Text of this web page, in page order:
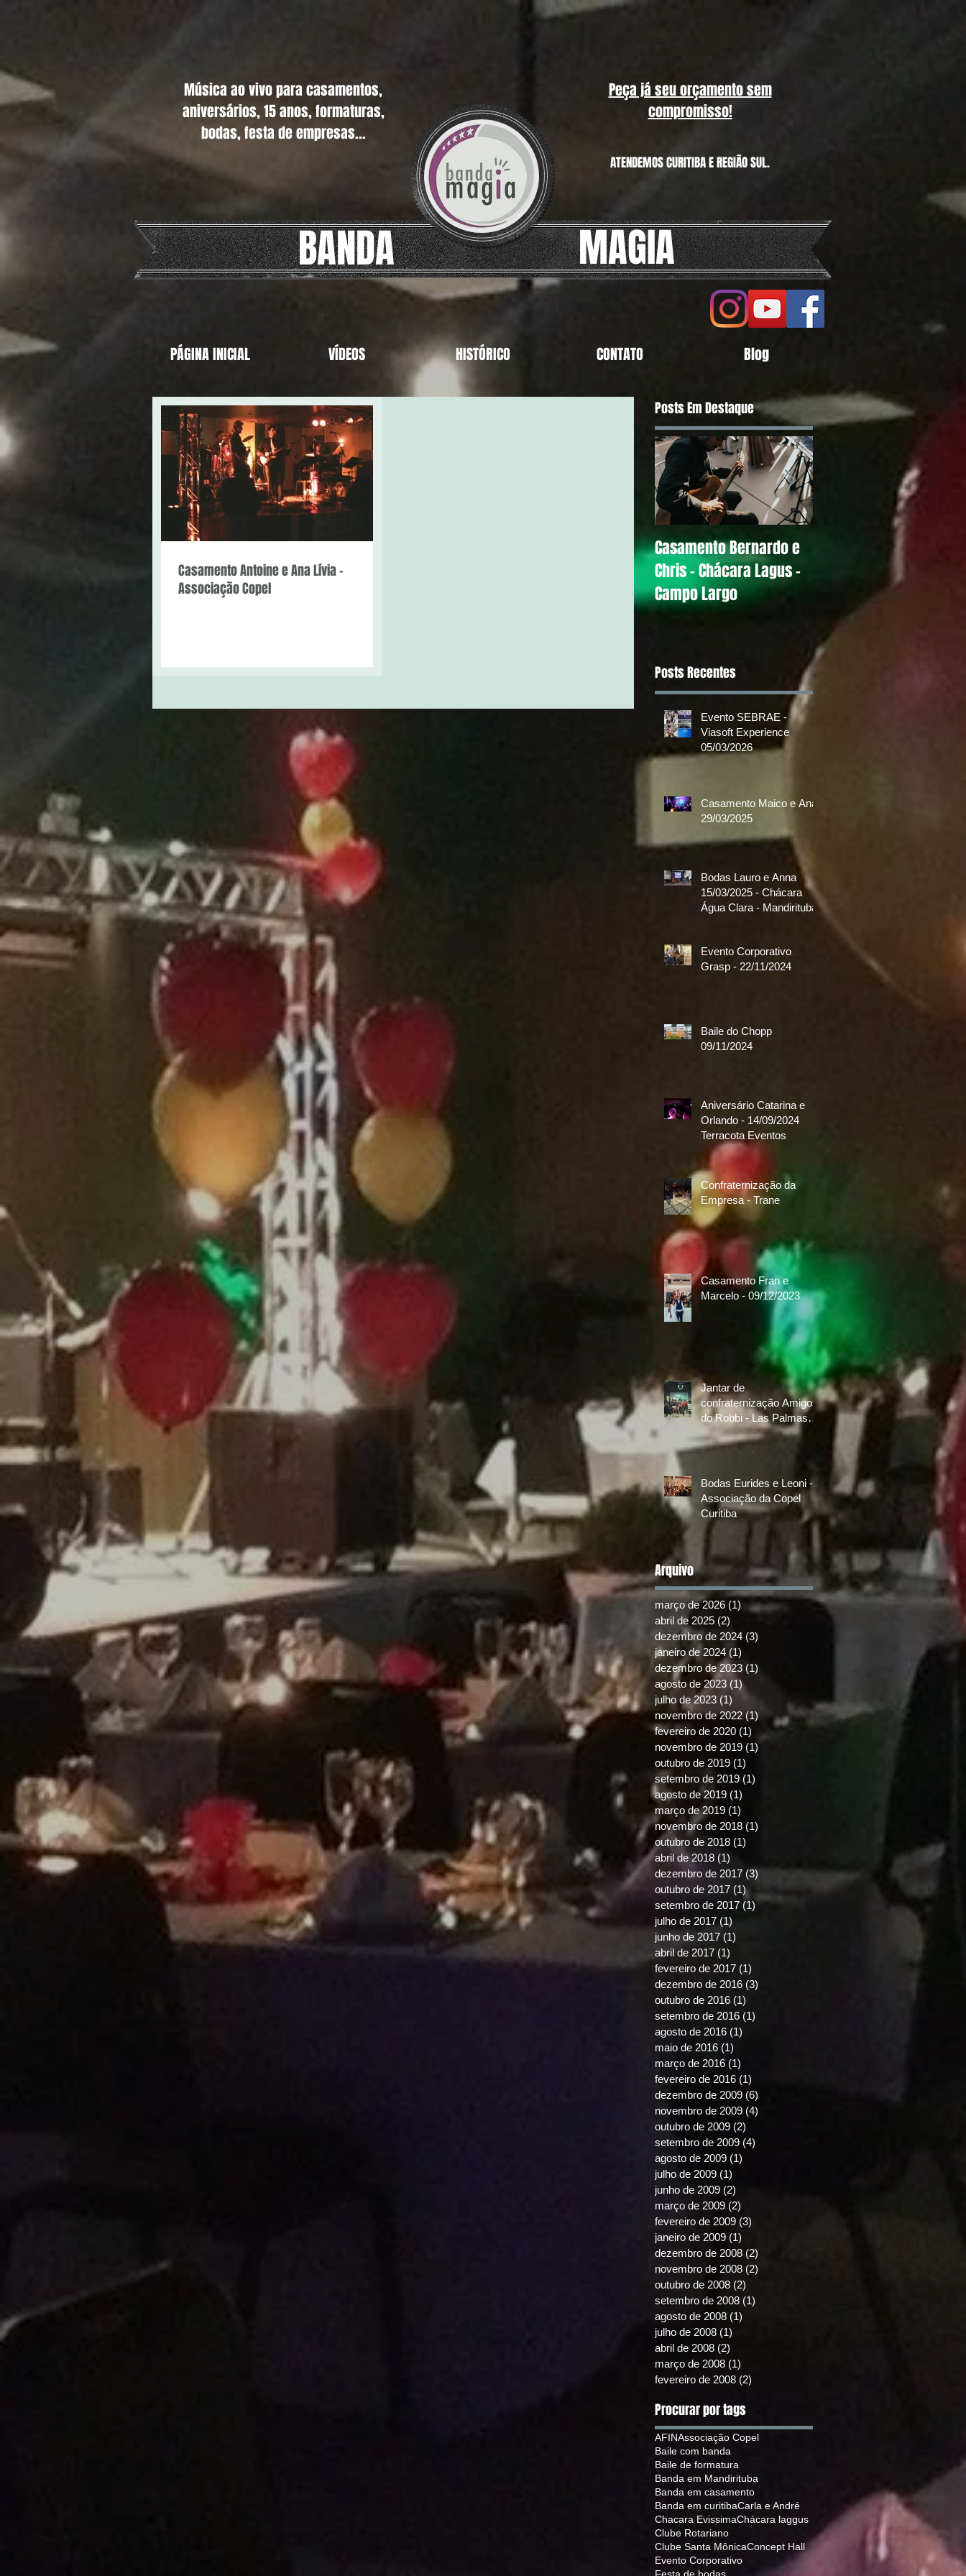
BANDA MAGIA
Música ao vivo para casamentos,
aniversários, 15 anos, formaturas,
bodas, festa de empresas...
Peça já seu orçamento sem
compromisso!
ATENDEMOS CURITIBA E REGIÃO SUL.
PÁGINA INICIAL VÍDEOS HISTÓRICO CONTATO Blog
Casamento Antoine e Ana Lívia -
Associação Copel
Posts Em Destaque
Casamento Bernardo e
Chris - Chácara Lagus -
Campo Largo
Alguns Depoimentos
Posts Recentes
Evento SEBRAE -
Viasoft Experience
05/03/2026
Casamento Maico e Ana
29/03/2025
Bodas Lauro e Anna
15/03/2025 - Chácara
Água Clara - Mandirituba
Evento Corporativo
Grasp - 22/11/2024
Baile do Chopp
09/11/2024
Aniversário Catarina e
Orlando - 14/09/2024
Terracota Eventos
Confraternização da
Empresa - Trane
Casamento Fran e
Marcelo - 09/12/2023
Jantar de
confraternização Amigos
do Robbi - Las Palmas
Golf & Country Club
08/10/2022
Bodas Eurides e Leoni -
Associação da Copel
Curitiba
Arquivo
março de 2026 (1) 1 post
abril de 2025 (2)
dezembro de 2024 (3)
janeiro de 2024 (1)
dezembro de 2023 (1)
agosto de 2023 (1)1 post
julho de 2023 (1)
novembro de 2022 (1) 1 post
fevereiro de 2020 (1) 1 post
novembro de 2019 (1)
outubro de 2019 (1)
setembro de 2019 (1)
agosto de 2019 (1)
março de 2019 (1)
novembro de 2018 (1)
outubro de 2018 (1)
abril de 2018 (1)
dezembro de 2017 (3) 3 posts
outubro de 2017 (1)1 post
setembro de 2017 (1) 1 post
julho de 2017 (1)
junho de 2017 (1)
abril de 2017 (1)
fevereiro de 2017 (1)
dezembro de 2016 (3)
outubro de 2016 (1)
setembro de 2016 (1)
agosto de 2016 (1)
maio de 2016 (1)
março de 2016 (1)
fevereiro de 2016 (1)
dezembro de 2009 (6)
novembro de 2009 (4)
outubro de 2009 (2)
setembro de 2009 (4)
agosto de 2009 (1)
julho de 2009 (1)
junho de 2009 (2)
março de 2009 (2)
fevereiro de 2009 (3)
janeiro de 2009 (1)
dezembro de 2008 (2)
novembro de 2008 (2)
outubro de 2008 (2)
setembro de 2008 (1)
agosto de 2008 (1)
julho de 2008 (1)
abril de 2008 (2)
março de 2008 (1)
fevereiro de 2008 (2)
Procurar por tags
AFINAssociação Copel
Baile com banda
Baile de formatura
Banda em Mandirituba
Banda em casamento
Banda em curitibaCarla e André
Chacara EvissimaChácara laggus
Clube Rotariano
Clube Santa MônicaConcept Hall
Evento Corporativo
Festa de bodas